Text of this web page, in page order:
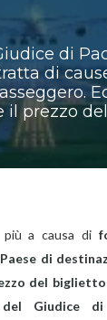
di
di
il prezzo
a causa di
di
del
del Giudice